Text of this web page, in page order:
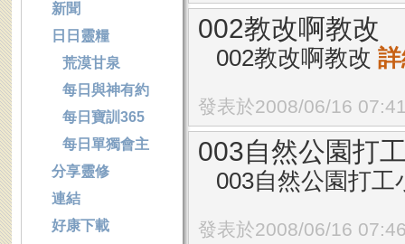
002教改啊教改
002教改啊教改
發表於2008/06/16
003自然公園打
003自然公園打
發表於2008/06/16
新聞
日日靈糧
荒漠甘泉
每日與神有約
每日寶訓365
每日單獨會主
分享靈修
連結
好康下載